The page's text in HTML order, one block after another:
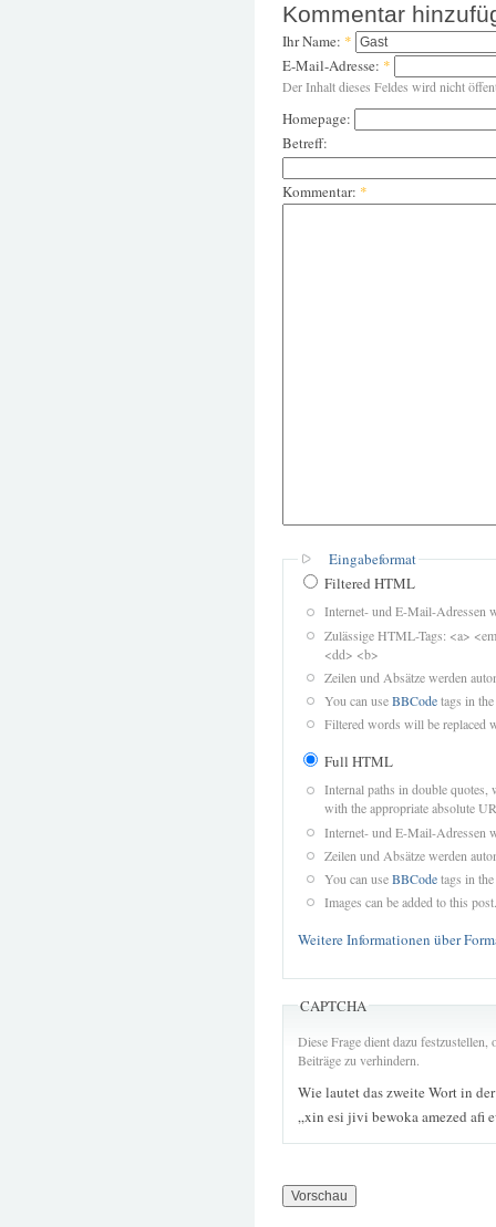
Kommentar
Ihr Name: *
E-Mail-Adresse: *
Der Inhalt dieses Feldes wird nicht
Homepage:
Betreff:
Kommentar: *
Eingabeformat
Filtered HTML
Internet- und E-Mail-Adressen
Zulässige HTML-Tags: <a>
<dd> <b>
Zeilen und Absätze werden
You can useBBCodetags in
Filtered words will be replaced
Full HTML
Internal paths in double quotes,
with the appropriate absolute
Internet- und E-Mail-Adressen
Zeilen und Absätze werden
You can useBBCodetags in
Images can be added to this post.
Weitere Informationen über
CAPTCHA
Diese Frage dient dazu
Beiträge zu verhindern.
Wie lautet das zweite Wort in
„xin esi jivi bewoka amezed afi